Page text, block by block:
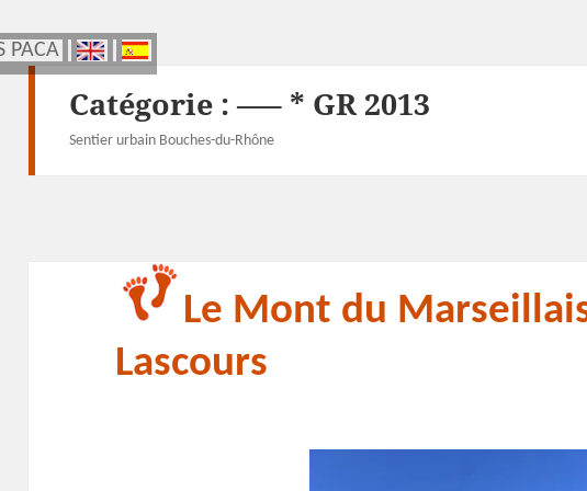
PACA
PACA
Catégorie :—– * GR 2013
Sentier urbain Bouches-du-Rhône
Le Mont du
Lascours